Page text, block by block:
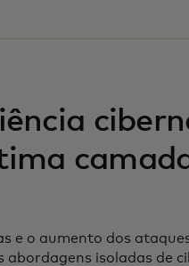
e o aumento dos
isoladas de